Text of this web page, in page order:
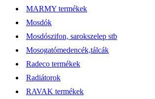
MARMY termékek
Mosdók
Mosdószifon, sarokszelep stb
Mosogatómedencék,tálcák
Radeco termékek
Radiátorok
RAVAK termékek